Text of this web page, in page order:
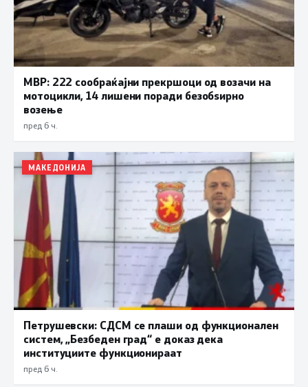
МВР: 222 сообраќајни прекршоци од возачи на
мотоцикли, 14 лишени поради безобѕирно
возење
пред 6 ч.
МАКЕДОНИЈА
Петрушевски: СДСМ се плаши од функционален
систем, „Безбеден град“ е доказ дека
институциите функционираат
пред 6 ч.